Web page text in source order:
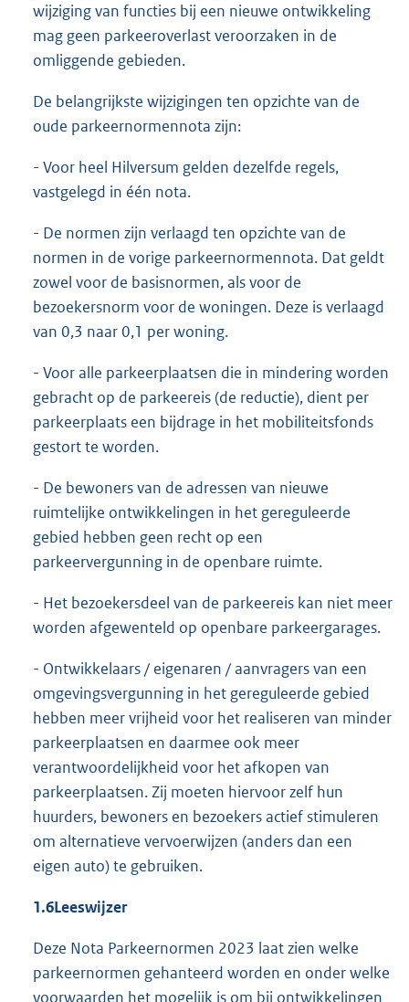
wijziging van functies bij een nieuwe ontwikkeling
mag geen parkeeroverlast veroorzaken in de
omliggende gebieden.
De belangrijkste wijzigingen ten opzichte van de
oude parkeernormennota zijn:
- Voor heel Hilversum gelden dezelfde regels,
vastgelegd in één nota.
- De normen zijn verlaagd ten opzichte van de
normen in de vorige parkeernormennota. Dat geldt
zowel voor de basisnormen, als voor de
bezoekersnorm voor de woningen. Deze is verlaagd
van 0,3 naar 0,1 per woning.
- Voor alle parkeerplaatsen die in mindering worden
gebracht op de parkeereis (de reductie), dient per
parkeerplaats een bijdrage in het mobiliteitsfonds
gestort te worden.
- De bewoners van de adressen van nieuwe
ruimtelijke ontwikkelingen in het gereguleerde
gebied hebben geen recht op een
parkeervergunning in de openbare ruimte.
- Het bezoekersdeel van de parkeereis kan niet meer
worden afgewenteld op openbare parkeergarages.
- Ontwikkelaars / eigenaren / aanvragers van een
omgevingsvergunning in het gereguleerde gebied
hebben meer vrijheid voor het realiseren van minder
parkeerplaatsen en daarmee ook meer
verantwoordelijkheid voor het afkopen van
parkeerplaatsen. Zij moeten hiervoor zelf hun
huurders, bewoners en bezoekers actief stimuleren
om alternatieve vervoerwijzen (anders dan een
eigen auto) te gebruiken.
1.6Leeswijzer
Deze Nota Parkeernormen 2023 laat zien welke
parkeernormen gehanteerd worden en onder welke
voorwaarden het mogelijk is om bij ontwikkelingen